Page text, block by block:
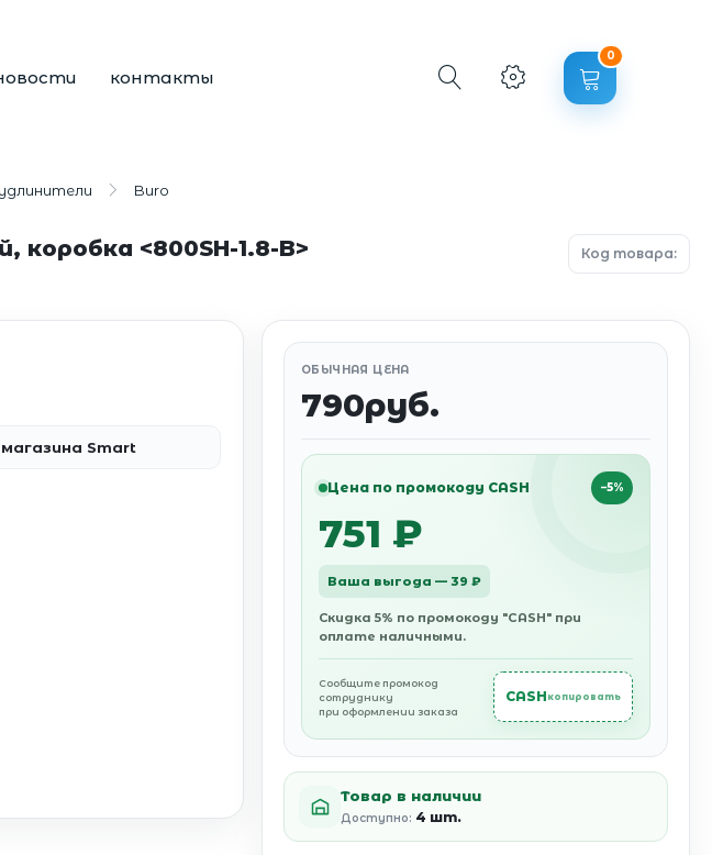
контакты
0
Buro
<800SH-1.8-B> Код товара:
Smart
ОБЫЧНАЯ ЦЕНА
790руб.
Цена по промокоду CASH −5%
751 ₽
Ваша выгода — 39 ₽
Скидка 5% по промокоду "CASH" при
оплате наличными.
Сообщите промокод
сотруднику
при оформлении заказа
CASH копировать
Товар в наличии
Доступно: 4 шт.